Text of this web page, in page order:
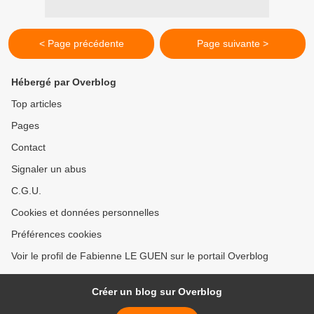
< Page précédente Page suivante >
Hébergé par Overblog
Top articles
Pages
Contact
Signaler un abus
C.G.U.
Cookies et données personnelles
Préférences cookies
Voir le profil de Fabienne LE GUEN sur le portail Overblog
Créer un blog sur Overblog